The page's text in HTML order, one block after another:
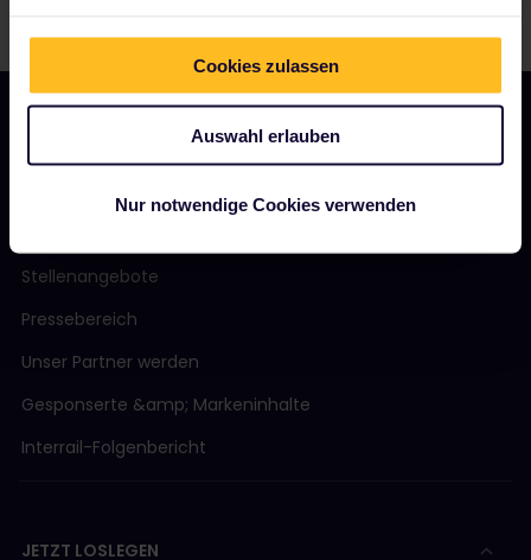
Cookies zulassen
Auswahl erlauben
Nur notwendige Cookies verwenden
Stellenangebote
Pressebereich
Unser Partner werden
Gesponserte &amp; Markeninhalte
Interrail-Folgenbericht
JETZT LOSLEGEN